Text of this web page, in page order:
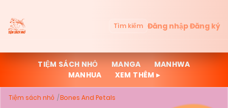
Tìm kiếm Đăng nhậpĐăng ký
TIỆM SÁCH NHỎ MANGA
MANHWA
MANHUA
XEM THÊM ▸
Tiệm sách nhỏ Bones And Petals